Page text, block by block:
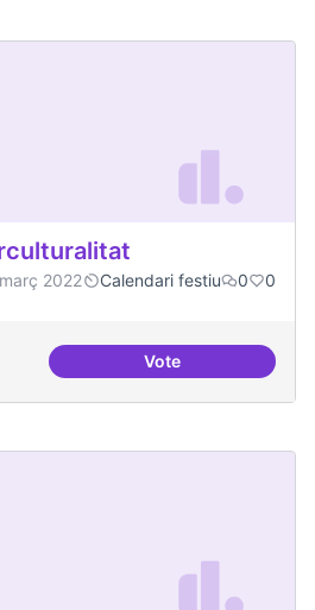
2022 Calendari festiu 0 0
VoteFesta de la